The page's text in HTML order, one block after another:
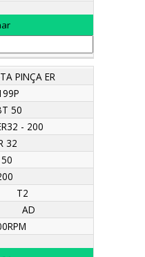
PINÇA ER
50
- 200
32
50
T2
AD